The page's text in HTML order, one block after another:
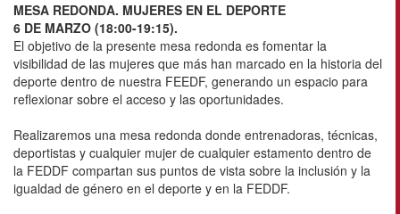
MESA REDONDA. MUJERES EN EL DEPORTE
6 DE MARZO (18:00-19:15).
El objetivo de la presente mesa redonda es fomentar la
visibilidad de las mujeres que más han marcado en la historia del
deporte dentro de nuestra FEEDF, generando un espacio para
reflexionar sobre el acceso y las oportunidades.
Realizaremos una mesa redonda donde entrenadoras, técnicas,
deportistas y cualquier mujer de cualquier estamento dentro de
la FEDDF compartan sus puntos de vista sobre la inclusión y la
igualdad de género en el deporte y en la FEDDF.